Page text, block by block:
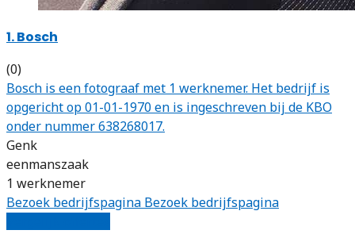
1. Bosch
(0)
Bosch is een fotograaf met 1 werknemer. Het bedrijf is
opgericht op 01-01-1970 en is ingeschreven bij de KBO
onder nummer 638268017.
Genk
eenmanszaak
1 werknemer
Bezoek bedrijfspagina Bezoek bedrijfspagina